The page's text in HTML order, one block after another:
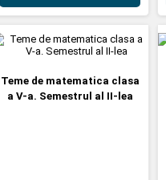
Teme de matematica clasa
a V-a. Semestrul al II-lea